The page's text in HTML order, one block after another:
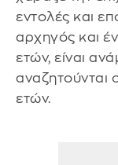
εντολές και
αρχηγός και
ετών, είναι
αναζητούνται
ετών.